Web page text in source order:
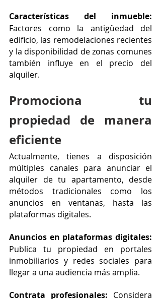
Características del inmueble:
Factores como la antigüedad del
edificio, las remodelaciones recientes
y la disponibilidad de zonas comunes
también influye en el precio del
alquiler.
Promociona tu
propiedad de manera
eficiente
Actualmente, tienes a disposición
múltiples canales para anunciar el
alquiler de tu apartamento, desde
métodos tradicionales como los
anuncios en ventanas, hasta las
plataformas digitales.
Publica tu propiedad en portales
inmobiliarios y redes sociales para
llegar a una audiencia más amplia.
Contrata profesionales: Considera